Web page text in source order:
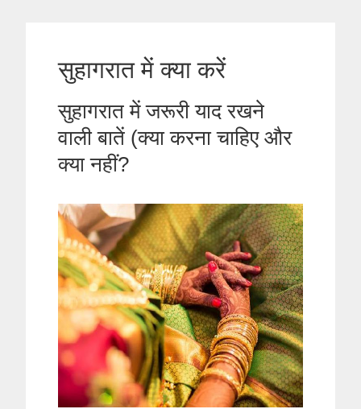
सुहागरात में क्या करें
सुहागरात में जरूरी याद रखने
वाली बातें (क्या करना चाहिए और
क्या नहीं?